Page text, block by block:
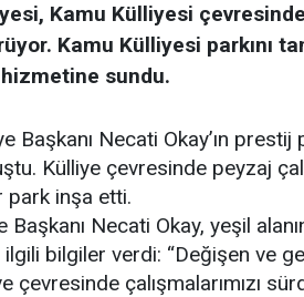
Kamu Külliyesi
Kamu Külliyesi parkını
hizmetine sundu.
Başkanı Necati Okay’ın
Külliye çevresinde peyzaj
park inşa etti.
Necati Okay, yeşil
bilgiler verdi: “Değişen ve
çevresinde çalışmalarımızı